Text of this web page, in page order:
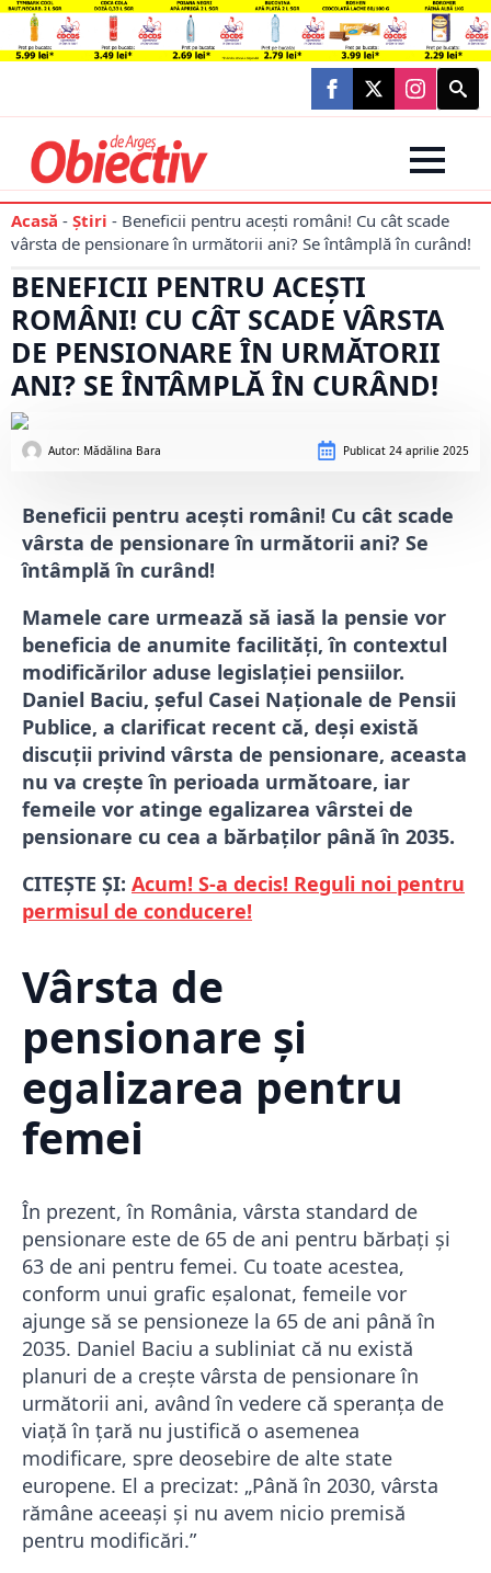
Search
for:
Acasă - Știri - Beneficii pentru acești români! Cu cât scade
vârsta de pensionare în următorii ani? Se întâmplă în curând!
BENEFICII PENTRU ACEȘTI
ROMÂNI! CU CÂT SCADE VÂRSTA
DE PENSIONARE ÎN URMĂTORII
ANI? SE ÎNTÂMPLĂ ÎN CURÂND!
Autor: Mădălina Bara Publicat 24 aprilie 2025
Beneficii pentru acești români! Cu cât scade
vârsta de pensionare în următorii ani? Se
întâmplă în curând!
Mamele care urmează să iasă la pensie vor
beneficia de anumite facilități, în contextul
modificărilor aduse legislației pensiilor.
Daniel Baciu, șeful Casei Naționale de Pensii
Publice, a clarificat recent că, deși există
discuții privind vârsta de pensionare, aceasta
nu va crește în perioada următoare, iar
femeile vor atinge egalizarea vârstei de
pensionare cu cea a bărbaților până în 2035.
CITEȘTE ȘI: Acum! S-a decis! Reguli noi pentru
permisul de conducere!
Vârsta de
pensionare și
egalizarea pentru
femei
În prezent, în România, vârsta standard de
pensionare este de 65 de ani pentru bărbați și
63 de ani pentru femei. Cu toate acestea,
conform unui grafic eșalonat, femeile vor
ajunge să se pensioneze la 65 de ani până în
2035. Daniel Baciu a subliniat că nu există
planuri de a crește vârsta de pensionare în
următorii ani, având în vedere că speranța de
viață în țară nu justifică o asemenea
modificare, spre deosebire de alte state
europene. El a precizat: „Până în 2030, vârsta
rămâne aceeași și nu avem nicio premisă
pentru modificări.”